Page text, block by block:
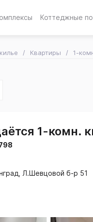
Коттеджные
Квартиры 1-
1-комн.
Л.Шевцовой б-р 51